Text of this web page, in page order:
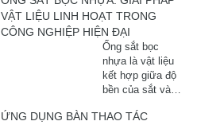
để đảm bảo tiến
độ, năng suất và
độ chính xác.
Không chỉ là ...
VẬT LIỆU LINH HOẠT TRONG
CÔNG NGHIỆP HIỆN ĐẠI
Ống sắt bọc
nhựa là vật liệu
kết hợp giữa độ
bền của sắt và
lớp nhựa bọc bên
ỨNG DỤNG BÀN THAO TÁC